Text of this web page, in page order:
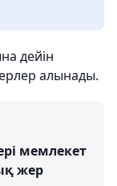
дейін
алынады.
мемлекет
жер